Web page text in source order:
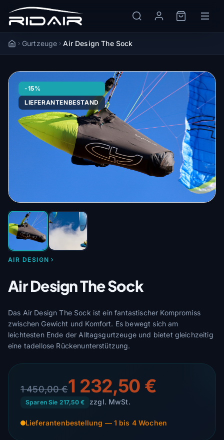
AccueilGurtzeuge Air Design The Sock
-15%
LIEFERANTENBESTAND
AIR DESIGN
Air Design The Sock
Das Air Design The Sock ist ein fantastischer Kompromiss
zwischen Gewicht und Komfort. Es bewegt sich am
leichtesten Ende der Alltagsgurtzeuge und bietet gleichzeitig
eine tadellose Rückenunterstützung.
1 450,00 €1 232,50 €
Sparen Sie 217,50 € zzgl. MwSt.
Lieferantenbestellung — 1 bis 4 Wochen